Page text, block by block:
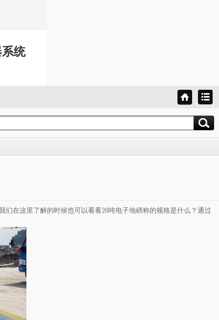
统
们在这里了解的时候也可以看看20吨电子地磅称的规格是什么？通过